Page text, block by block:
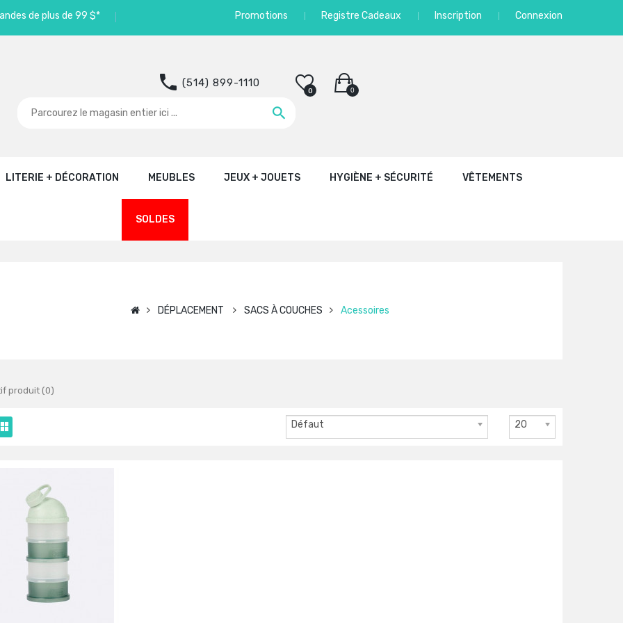
de plus de 99 $* Promotions Registre Cadeaux Inscription Connexion
0
0
(514) 899-1110
LITERIE + DÉCORATION MEUBLES JEUX + JOUETS HYGIÈNE + SÉCURITÉ VÊTEMENTS
SOLDES
DÉPLACEMENT SACS À COUCHES Acessoires
produit (0)
20
Défaut